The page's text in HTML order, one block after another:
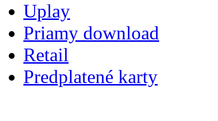
Uplay
Priamy download
Retail
Predplatené karty